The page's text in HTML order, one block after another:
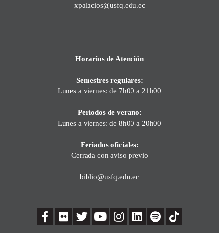
xpalacios@usfq.edu.ec
Horarios de Atención
Semestres regulares:
Lunes a viernes: de 7h00 a 21h00
Períodos de verano:
Lunes a viernes: de 8h00 a 20h00
Feriados oficiales:
Cerrada con aviso previo
biblio@usfq.edu.ec